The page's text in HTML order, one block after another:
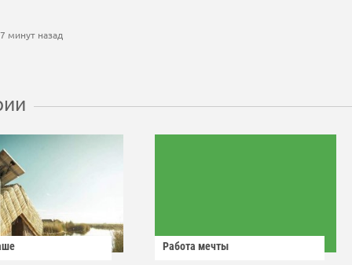
минут назад
Работа мечты